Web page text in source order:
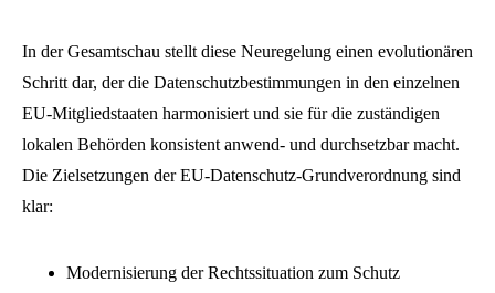
In der Gesamtschau stellt diese Neuregelung einen evolutionären
Schritt dar, der die Datenschutzbestimmungen in den einzelnen
EU-Mitgliedstaaten harmonisiert und sie für die zuständigen
lokalen Behörden konsistent anwend- und durchsetzbar macht.
Die Zielsetzungen der EU-Datenschutz-Grundverordnung sind
klar:
Modernisierung der Rechtssituation zum Schutz